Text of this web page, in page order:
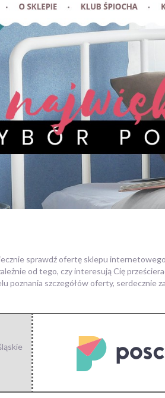
sprawdź ofertę sklepu
od tego, czy interesują Cię
poznania szczegółów oferty,